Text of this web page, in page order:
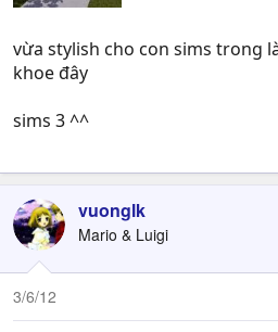
vừa stylish cho con sims trong
khoe đây
sims 3 ^^
vuonglk
Mario & Luigi
3/6/12